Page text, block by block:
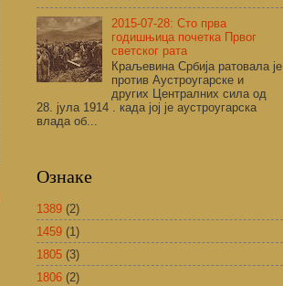
2015-07-28: Сто прва
годишњица почетка Првог
светског рата
Краљевина Србија ратовала је
против Аустроугарске и
других Централних сила од
28. јула 1914 . када јој је аустроугарска
влада об...
Ознаке
1389 (2)
1459 (1)
1805 (3)
1806 (2)